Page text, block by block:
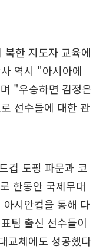
한 지도자 교육에
역시 "아시아에
"우승하면 김정은
선수들에 대한 관
컵 도핑 파문과 코
한동안 국제무대
시안컵을 통해 다
팀 출신 선수들이
교체에도 성공했다